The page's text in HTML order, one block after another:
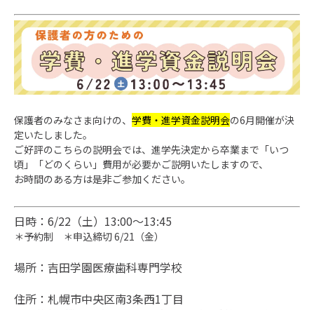
保護者のみなさま向けの、 学費・進学資金説明会の6月開催が決
定いたしました。
ご好評のこちらの説明会では、進学先決定から卒業まで「いつ
頃」「どのくらい」費用が必要かご説明いたしますので、
お時間のある方は是非ご参加ください。
日時：6/22（土） 13:00〜13:45
＊予約制 ＊申込締切 6/21（金）
場所： 吉田学園医療歯科専門学校
住所：札幌市中央区南3条西1丁目